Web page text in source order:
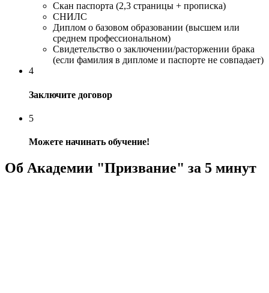
Скан паспорта (2,3 страницы + прописка)
СНИЛС
Диплом о базовом образовании (высшем или
среднем профессиональном)
Свидетельство о заключении/расторжении брака
(если фамилия в дипломе и паспорте не совпадает)
4
Заключите договор
5
Можете начинать обучение!
Об Академии "Призвание" за 5 минут